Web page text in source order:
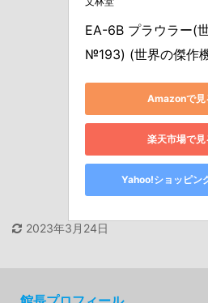
EA-6B プラウラー(
№193) (世界の傑作
Amazonで見
楽天市場で見
Yahoo!ショッピン
2023年3月24日